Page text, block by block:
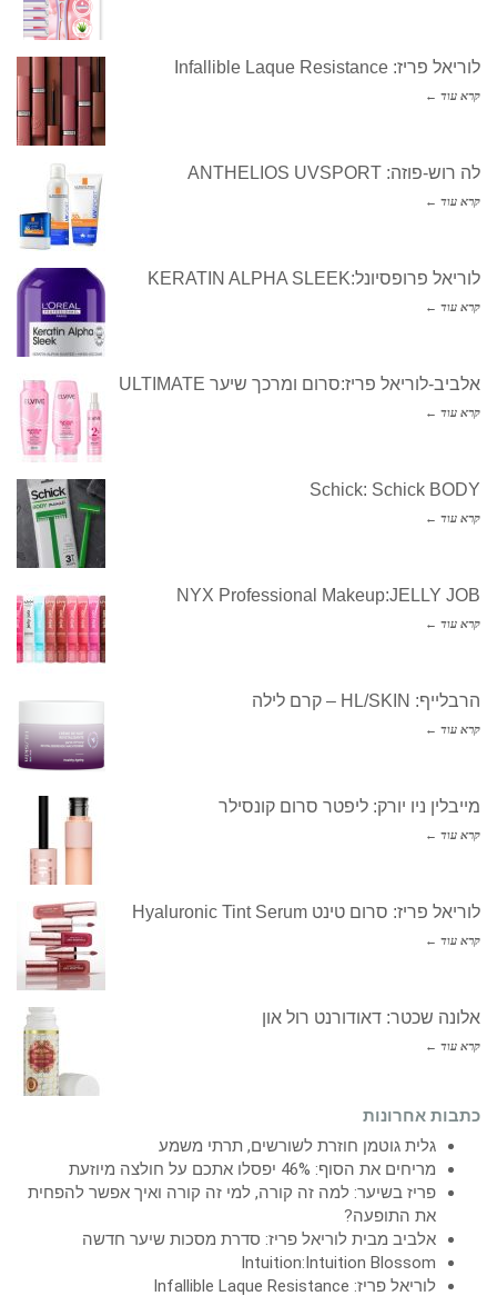
לוריאל פריז: Infallible Laque Resistance
קרא עוד ←
לה רוש-פוזה: ANTHELIOS UVSPORT
קרא עוד ←
לוריאל פרופסיונל:KERATIN ALPHA SLEEK
קרא עוד ←
אלביב-לוריאל פריז:סרום ומרכך שיער ULTIMATE
קרא עוד ←
Schick: Schick BODY
קרא עוד ←
NYX Professional Makeup:JELLY JOB
קרא עוד ←
הרבלייף: HL/SKIN – קרם לילה
קרא עוד ←
מייבלין ניו יורק: ליפטר סרום קונסילר
קרא עוד ←
לוריאל פריז: סרום טינט Hyaluronic Tint Serum
קרא עוד ←
אלונה שכטר: דאודורנט רול און
קרא עוד ←
כתבות אחרונות
גלית גוטמן חוזרת לשורשים, תרתי משמע
מריחים את הסוף: 46% יפסלו אתכם על חולצה מיוזעת
פריז בשיער: למה זה קורה, למי זה קורה ואיך אפשר להפחית
את התופעה?
אלביב מבית לוריאל פריז: סדרת מסכות שיער חדשה
Intuition:Intuition Blossom
לוריאל פריז: Infallible Laque Resistance